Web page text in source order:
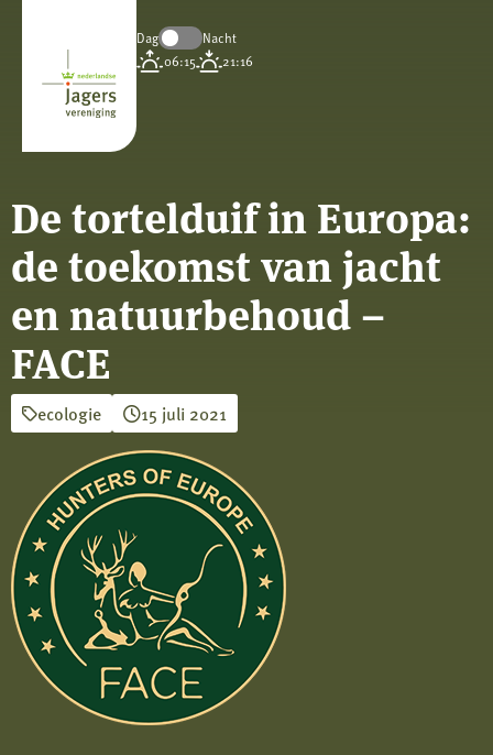
Koninklijke
Nederlandse
Jagersvereniging
Dag
Nacht
06:15
21:16
De tortelduif in Europa:
de toekomst van jacht
en natuurbehoud –
FACE
ecologie 15 juli 2021